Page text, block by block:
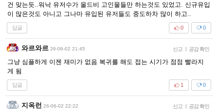
건 맞는듯..워낙 유저수가 올드비 고인물들만 하는것도 있었고. 신규유입
이 많은것도 아니고 그나마 유입된 유저들도 중도하차 많이 하고..
답글 0
0
와르와르 26-06-02 21:45 신고 | 공감 확인
그냥 심플하게 이젠 재미가 없음 복귀를 해도 접는 시기가 점점 빨라지
게 됨
답글 0
1
지옥런 26-06-02 22:22 신고 | 공감 확인